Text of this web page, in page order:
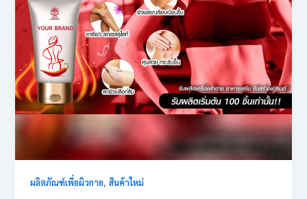
ผลิตภัณฑ์เพื่อผิวกาย,สินค้าใหม่